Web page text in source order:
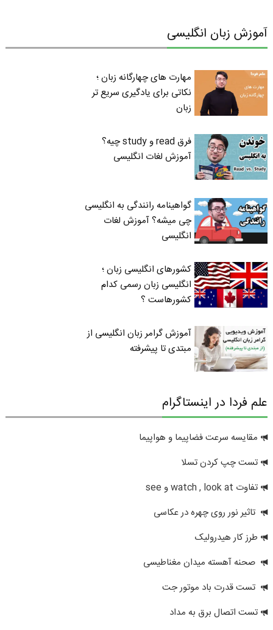
آموزش زبان انگلیسی
مهارت های چهارگانه زبان ؛
نکاتی برای یادگیری سریع تر
زبان
فرق read و study چیه؟
آموزش لغات انگلیسی
گواهینامه رانندگی به انگلیسی
چی میشه؟ آموزش لغات
انگلیسی
کشورهای انگلیسی زبان ؛
انگلیسی زبان رسمی کدام
کشورهاست ؟
آموزش گرامر زبان انگلیسی از
مبتدی تا پیشرفته
علم فردا در اینستاگرام
مقایسه سرعت فضاپیما و هواپیما
تست چپ کردن تسلا
تفاوت watch , look at و see
تاثیر نور روی چهره در عکاسی
طرز کار هیدرولیک
صحنه آهسته میدان مغناطیسی
تست قدرت باد موتور جت
تست اتصال برق به مداد